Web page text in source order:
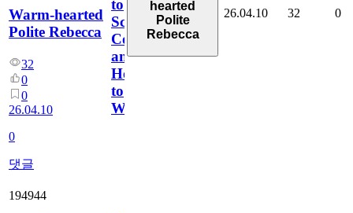
Warm-hearted
Polite Rebecca
32
0
0
26.04.10
0
댓글
to
Scores,
Coverage,
and
How
to
Watch
hearted
Polite
Rebecca
26.04.10 32 0
194944